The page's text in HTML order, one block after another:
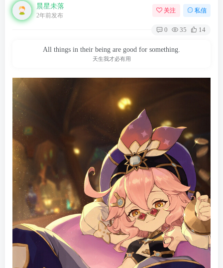
晨星未落
2年前发布
关注 私信
0 35 14
All things in their being are good for something.
天生我才必有用